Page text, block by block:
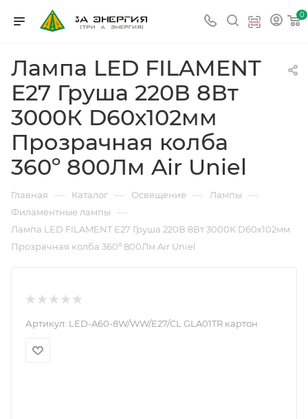
0
Лампа LED FILAMENT
Е27 Груша 220В 8Вт
3000К D60х102мм
Прозрачная колба
360º 800Лм Air Uniel
Главная — Каталог — Освещение — Лампы —
Филаментные лампы —
Лампа LED FILAMENT Е27 Груша 220В 8Вт 3000К D60х102мм
Прозрачная колба 360º 800Лм Air Uniel
Артикул: LED-A60-8W/WW/E27/CL GLA01TR картон